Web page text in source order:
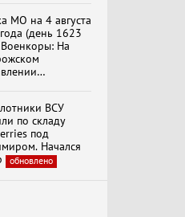
курс! В.Боглаев,
А.Лежава,
(05.08.2026)
МО на 4 августа
(день 1623
На
ВСУ
по складу
под
Начался
обновлено